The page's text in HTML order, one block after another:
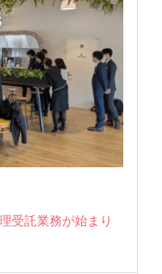
受託業務が始まり